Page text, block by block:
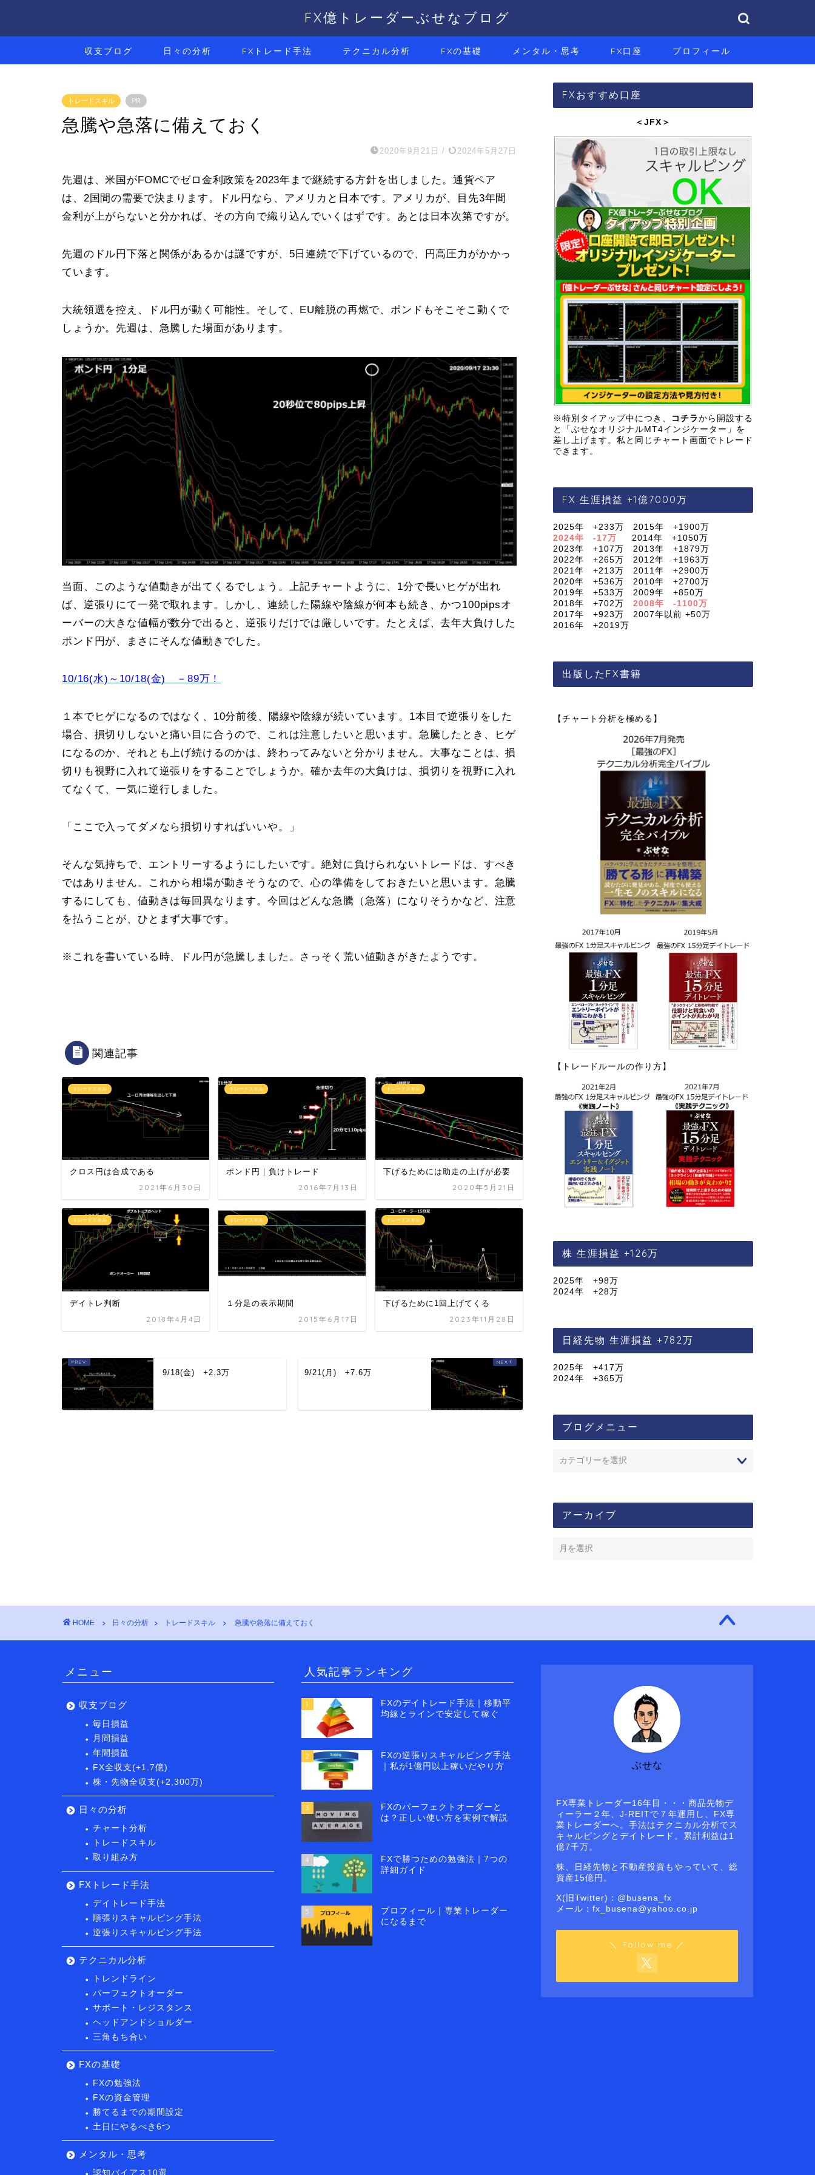
FX億トレーダーぶせなブログ
収支ブログ 日々の分析 FXトレード手法 テクニカル分析 FXの基礎 メンタル・思考 FX口座 プロフィール
トレードスキル PR
急騰や急落に備えておく
2020年9月21日 / 2024年5月27日
先週は、米国がFOMCでゼロ金利政策を2023年まで継続する方針を出しました。通貨ペア
は、2国間の需要で決まります。ドル円なら、アメリカと日本です。アメリカが、目先3年間
金利が上がらないと分かれば、その方向で織り込んでいくはずです。あとは日本次第ですが。
先週のドル円下落と関係があるかは謎ですが、5日連続で下げているので、円高圧力がかかっ
ています。
大統領選を控え、ドル円が動く可能性。そして、EU離脱の再燃で、ポンドもそこそこ動くで
しょうか。先週は、急騰した場面があります。
当面、このような値動きが出てくるでしょう。上記チャートように、1分で長いヒゲが出れ
ば、逆張りにて一発で取れます。しかし、連続した陽線や陰線が何本も続き、かつ100pipsオ
ーバーの大きな値幅が数分で出ると、逆張りだけでは厳しいです。たとえば、去年大負けした
ポンド円が、まさにそんな値動きでした。
10/16(水)～10/18(金) －89万！
１本でヒゲになるのではなく、10分前後、陽線や陰線が続いています。1本目で逆張りをした
場合、損切りしないと痛い目に合うので、これは注意したいと思います。急騰したとき、ヒゲ
になるのか、それとも上げ続けるのかは、終わってみないと分かりません。大事なことは、損
切りも視野に入れて逆張りをすることでしょうか。確か去年の大負けは、損切りを視野に入れ
てなくて、一気に逆行しました。
「ここで入ってダメなら損切りすればいいや。」
そんな気持ちで、エントリーするようにしたいです。絶対に負けられないトレードは、すべき
ではありません。これから相場が動きそうなので、心の準備をしておきたいと思います。急騰
するにしても、値動きは毎回異なります。今回はどんな急騰（急落）になりそうかなど、注意
を払うことが、ひとまず大事です。
※これを書いている時、ドル円が急騰しました。さっそく荒い値動きがきたようです。
関連記事
トレードスキル
クロス円は合成である
2021年6月30日
トレードスキル
ポンド円｜負けトレード
2016年7月13日
トレードスキル
下げるためには助走の上げが必要
2020年5月21日
トレードスキル
デイトレ判断
2018年4月4日
トレードスキル
１分足の表示期間
2015年6月17日
トレードスキル
下げるために1回上げてくる
2023年11月28日
9/18(金) +2.3万 9/21(月) +7.6万
FXおすすめ口座
＜JFX ＞
※特別タイアップ中につき、 コチラから開設する
と「ぶせなオリジナルMT4インジケーター」を
差し上げます。私と同じチャート画面でトレード
できます。
FX 生涯損益 +1億7000万
2025年 +233万 2015年 +1900万
2024年 -17万
2014年 +1050万
2023年 +107万 2013年 +1879万
2022年 +265万 2012年 +1963万
2021年 +213万 2011年 +2900万
2020年 +536万 2010年 +2700万
2019年 +533万 2009年 +850万
2018年 +702万 2008年 -1100万
2017年 +923万 2007年以前 +50万
2016年 +2019万
出版したFX書籍
【チャート分析を極める】
【トレードルールの作り方】
株 生涯損益 +126万
2025年 +98万
2024年 +28万
日経先物 生涯損益 +782万
2025年 +417万
2024年 +365万
ブログメニュー
アーカイブ
HOME 日々の分析 トレードスキル 急騰や急落に備えておく
メニュー
収支ブログ
毎日損益
月間損益
年間損益
FX全収支(+1.7億)
株・先物全収支(+2,300万)
日々の分析
チャート分析
トレードスキル
取り組み方
FXトレード手法
デイトレード手法
順張りスキャルピング手法
逆張りスキャルピング手法
テクニカル分析
トレンドライン
パーフェクトオーダー
サポート・レジスタンス
ヘッドアンドショルダー
三角もち合い
FXの基礎
FXの勉強法
FXの資金管理
勝てるまでの期間設定
土日にやるべき6つ
メンタル・思考
認知バイアス10選
人気記事ランキング
1
FXのデイトレード手法｜移動平
均線とラインで安定して稼ぐ
2
FXの逆張りスキャルピング手法
｜私が1億円以上稼いだやり方
3
FXのパーフェクトオーダーと
は？正しい使い方を実例で解説
4
FXで勝つための勉強法｜7つの
詳細ガイド
5
プロフィール｜専業トレーダー
になるまで
ぶせな
FX専業トレーダー16年目・・・商品先物デ
ィーラー２年、J-REITで７年運用し、FX専
業トレーダーへ。手法はテクニカル分析でス
キャルピングとデイトレード。累計利益は1
億7千万。
株、日経先物と不動産投資もやっていて、総
資産15億円。
X(旧Twitter)：@busena_fx
メール：fx_busena@yahoo.co.jp
＼ Follow me ／